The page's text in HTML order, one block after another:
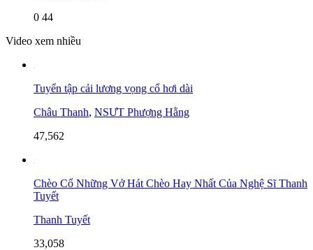
0 44
Video xem nhiều
Tuyển tập cải lương vọng cổ hơi dài
Châu Thanh, NSƯT Phượng Hằng
47,562
Chèo Cổ Những Vở Hát Chèo Hay Nhất Của Nghệ Sĩ Thanh
Tuyết
Thanh Tuyết
33,058